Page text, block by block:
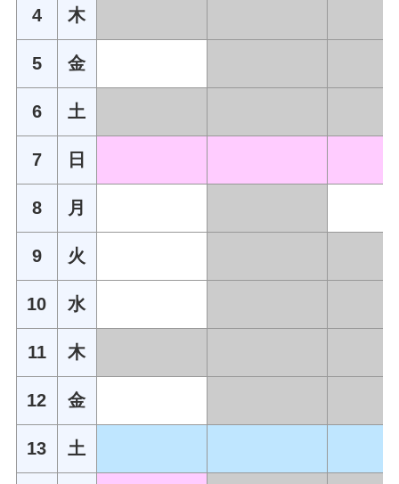
4 木
5 金
6 土
7 日
8 月
9 火
10 水
11 木
12 金
13 土